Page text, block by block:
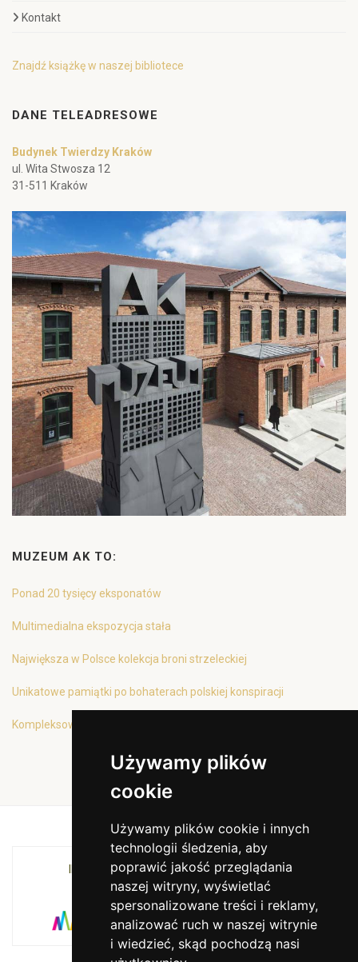
Używamy plików
cookie
Używamy plików cookie i innych
technologii śledzenia, aby
poprawić jakość przeglądania
naszej witryny, wyświetlać
spersonalizowane treści i reklamy,
analizować ruch w naszej witrynie
i wiedzieć, skąd pochodzą nasi
Kontakt
Znajdź książkę w naszej bibliotece
DANE TELEADRESOWE
Budynek Twierdzy Kraków
ul. Wita Stwosza 12
31-511 Kraków
MUZEUM AK TO:
Ponad 20 tysięcy eksponatów
Multimedialna ekspozycja stała
Największa w Polsce kolekcja broni strzeleckiej
Unikatowe pamiątki po bohaterach polskiej konspiracji
Kompleksowa oferta edukacyjna
INSTYTUCJA KULTURY MIASTA KRAKOWA I
WOJEWÓDZTWA MAŁOPOLSKIEGO